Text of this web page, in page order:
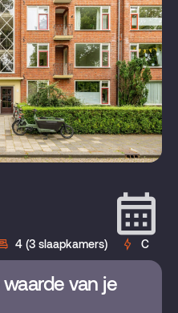
4 (3 slaapkamers) C
van je